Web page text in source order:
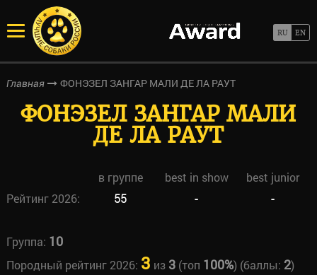
Главная ФОНЭЗЕЛ ЗАНГАР МАЛИ ДЕ ЛА РАУТ
ФОНЭЗЕЛ ЗАНГАР МАЛИ
ДЕ ЛА РАУТ
в группе best in show
best junior
Рейтинг 2026:
55 - -
Группа: 10
Породный рейтинг 2026: 3 из 3(топ 100%) (баллы: 2)